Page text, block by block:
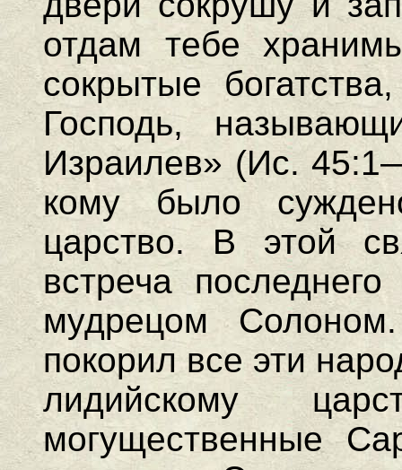
отдам тебе
сокрытые
Господь,
Израилев» (Ис.
кому было
царство. В этой
встреча
мудрецом
покорил все эти
лидийскому
могущественные